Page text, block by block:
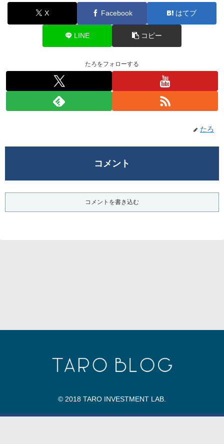
X Facebook はてブ
LINE コピー
たろをフォローする
たろ
コメント
コメントを書き込む
© 2018 TARO INVESTMENT LAB.